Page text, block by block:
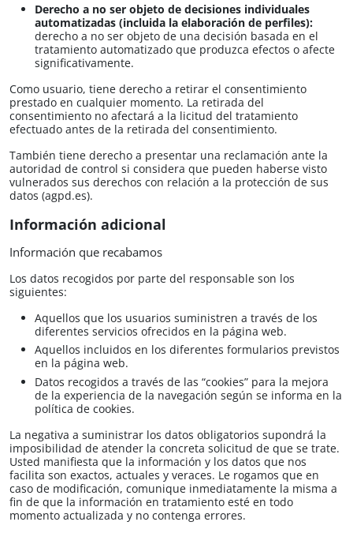
Derecho a no ser objeto de decisiones individuales
automatizadas (incluida la elaboración de perfiles):
derecho a no ser objeto de una decisión basada en el
tratamiento automatizado que produzca efectos o afecte
significativamente.
Como usuario, tiene derecho a retirar el consentimiento
prestado en cualquier momento. La retirada del
consentimiento no afectará a la licitud del tratamiento
efectuado antes de la retirada del consentimiento.
También tiene derecho a presentar una reclamación ante la
autoridad de control si considera que pueden haberse visto
vulnerados sus derechos con relación a la protección de sus
datos (agpd.es).
Información adicional
Información que recabamos
Los datos recogidos por parte del responsable son los
siguientes:
Aquellos que los usuarios suministren a través de los
diferentes servicios ofrecidos en la página web.
Aquellos incluidos en los diferentes formularios previstos
en la página web.
Datos recogidos a través de las “cookies” para la mejora
de la experiencia de la navegación según se informa en la
política de cookies.
La negativa a suministrar los datos obligatorios supondrá la
imposibilidad de atender la concreta solicitud de que se trate.
Usted manifiesta que la información y los datos que nos
facilita son exactos, actuales y veraces. Le rogamos que en
caso de modificación, comunique inmediatamente la misma a
fin de que la información en tratamiento esté en todo
momento actualizada y no contenga errores.